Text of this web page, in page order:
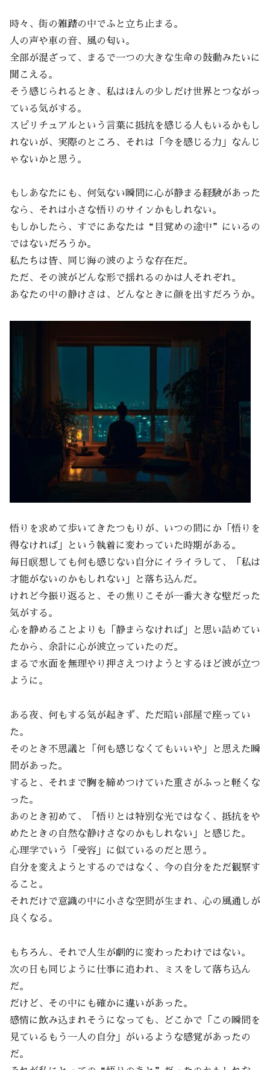
時々、街の雑踏の中でふと立ち止まる。
人の声や車の音、風の匂い。
全部が混ざって、まるで一つの大きな生命の鼓動みたいに
聞こえる。
そう感じられるとき、私はほんの少しだけ世界とつながっ
ている気がする。
スピリチュアルという言葉に抵抗を感じる人もいるかもし
れないが、実際のところ、それは「今を感じる力」なんじ
ゃないかと思う。
もしあなたにも、何気ない瞬間に心が静まる経験があった
なら、それは小さな悟りのサインかもしれない。
もしかしたら、すでにあなたは“目覚めの途中”にいるの
ではないだろうか。
私たちは皆、同じ海の波のような存在だ。
ただ、その波がどんな形で揺れるのかは人それぞれ。
あなたの中の静けさは、どんなときに顔を出すだろうか。
悟りを求めて歩いてきたつもりが、いつの間にか「悟りを
得なければ」という執着に変わっていた時期がある。
毎日瞑想しても何も感じない自分にイライラして、「私は
才能がないのかもしれない」と落ち込んだ。
けれど今振り返ると、その焦りこそが一番大きな壁だった
気がする。
心を静めることよりも「静まらなければ」と思い詰めてい
たから、余計に心が波立っていたのだ。
まるで水面を無理やり押さえつけようとするほど波が立つ
ように。
ある夜、何もする気が起きず、ただ暗い部屋で座ってい
た。
そのとき不思議と「何も感じなくてもいいや」と思えた瞬
間があった。
すると、それまで胸を締めつけていた重さがふっと軽くな
った。
あのとき初めて、「悟りとは特別な光ではなく、抵抗をや
めたときの自然な静けさなのかもしれない」と感じた。
心理学でいう「受容」に似ているのだと思う。
自分を変えようとするのではなく、今の自分をただ観察す
ること。
それだけで意識の中に小さな空間が生まれ、心の風通しが
良くなる。
もちろん、それで人生が劇的に変わったわけではない。
次の日も同じように仕事に追われ、ミスをして落ち込ん
だ。
だけど、その中にも確かに違いがあった。
感情に飲み込まれそうになっても、どこかで「この瞬間を
見ているもう一人の自分」がいるような感覚があったの
だ。